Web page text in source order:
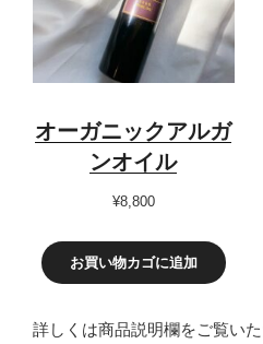
オーガニックアルガ
ンオイル
¥8,800
お買い物カゴに追加
詳しくは商品説明欄をご覧い